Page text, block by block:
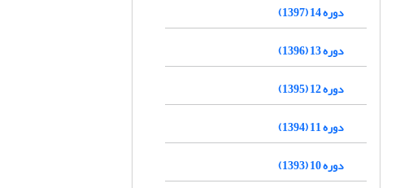
دوره 14 (1397)
دوره 13 (1396)
دوره 12 (1395)
دوره 11 (1394)
دوره 10 (1393)